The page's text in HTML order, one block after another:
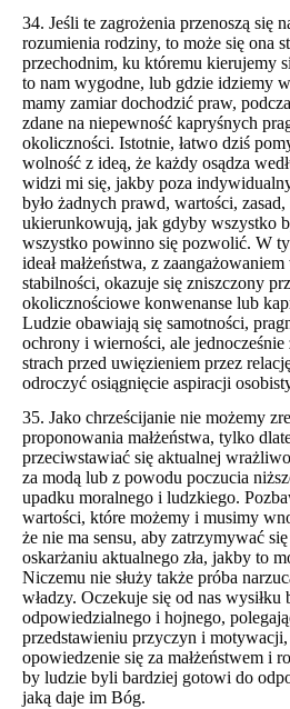
34. Jeśli te zagrożenia przenoszą się
rozumienia rodziny, to może się ona
przechodnim, ku któremu kierujemy
to nam wygodne, lub gdzie idziemy
mamy zamiar dochodzić praw,
zdane na niepewność kapryśnych
okoliczności. Istotnie, łatwo dziś
wolność z ideą, że każdy osądza
widzi mi się, jakby poza
było żadnych prawd, wartości, zasad,
ukierunkowują, jak gdyby wszystko
wszystko powinno się pozwolić. W
ideał małżeństwa, z
stabilności, okazuje się zniszczony
okolicznościowe konwenanse lub
Ludzie obawiają się samotności,
ochrony i wierności, ale jednocześnie
strach przed uwięzieniem przez
odroczyć osiągnięcie aspiracji
35. Jako chrześcijanie nie możemy
proponowania małżeństwa, tylko
przeciwstawiać się aktualnej
za modą lub z powodu poczucia
upadku moralnego i ludzkiego.
wartości, które możemy i musimy
że nie ma sensu, aby zatrzymywać
oskarżaniu aktualnego zła, jakby to
Niczemu nie służy także próba
władzy. Oczekuje się od nas wysiłku
odpowiedzialnego i hojnego,
przedstawieniu przyczyn i motywacji,
opowiedzenie się za małżeństwem i
by ludzie byli bardziej gotowi do
jaką daje im Bóg.